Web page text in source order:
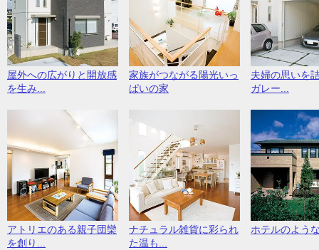
屋外への広がりと開放感
を生み...
家族がつながる陽光いっ
ぱいの家
夫婦の思いを
ガレー...
アトリエのある親子団欒
を創り...
ナチュラル雑貨に彩られ
た温も...
ホテルのよう